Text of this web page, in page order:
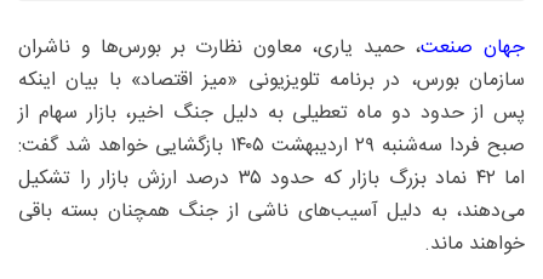
جهان صنعت، حمید یاری، معاون نظارت بر بورس‌ها و ناشران
سازمان بورس، در برنامه تلویزیونی «میز اقتصاد» با بیان اینکه
پس از حدود دو ماه تعطیلی به دلیل جنگ اخیر، بازار سهام از
صبح فردا سه‌شنبه ۲۹ اردیبهشت ۱۴۰۵ بازگشایی خواهد شد گفت:
اما ۴۲ نماد بزرگ بازار که حدود ۳۵ درصد ارزش بازار را تشکیل
می‌دهند، به دلیل آسیب‌های ناشی از جنگ همچنان بسته باقی
خواهند ماند.